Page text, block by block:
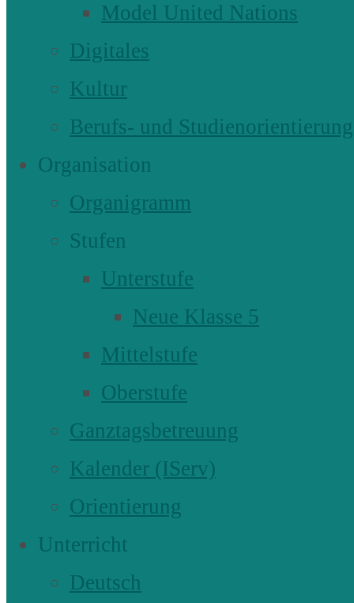
Model United Nations
Digitales
Kultur
Berufs- und Studienorientierung
Organisation
Organigramm
Stufen
Unterstufe
Neue Klasse 5
Mittelstufe
Oberstufe
Ganztagsbetreuung
Kalender (IServ)
Orientierung
Unterricht
Deutsch